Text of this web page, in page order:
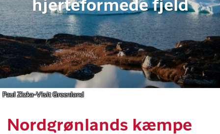
hjerteformede fjeld
Paul Zizka-Visit Greenland
Nordgrønlands kæmpe